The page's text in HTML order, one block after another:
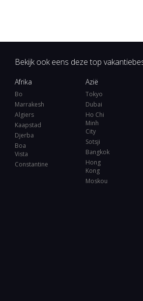
Bekijk ook eens deze top
Afrika
Bo
Marrakesh
Algiers
Kaapstad
Djerba
Boa
Vista
Constantine
Azië
Tokyo
Dubai
Ho Chi
Minh
City
Sotsji
Bangkok
Hong
Kong
Moskou